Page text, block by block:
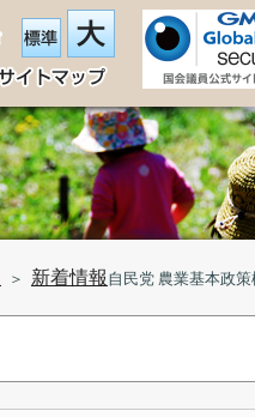
＞ 新着情報 自民党 農業基本政策